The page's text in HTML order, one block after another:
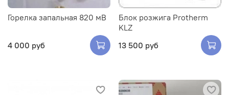
Горелка запальная 820 мВ
4 000 руб
Блок розжига Protherm
KLZ
13 500 руб